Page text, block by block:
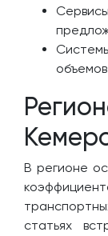
В регионе
статьях